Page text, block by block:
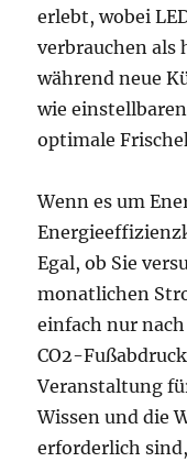
erlebt, wobei
verbrauchen als
während neue
wie
optimale
Wenn es um
Egal, ob Sie
monatlichen
einfach nur
CO2-
Veranstaltung
Wissen und die
erforderlich